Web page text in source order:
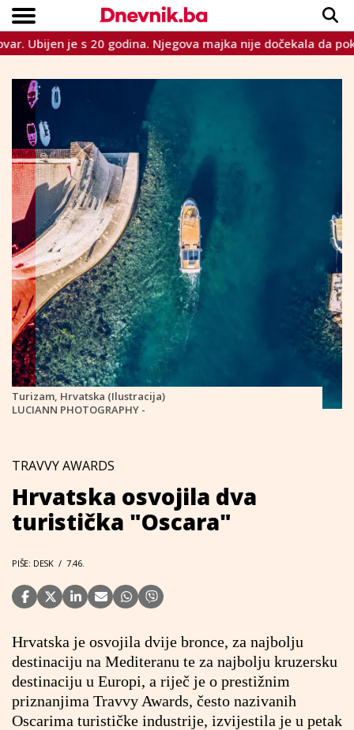
VIJESTI
SPORT
INTERVIEW
TEME
CRNA KRONIKA
LIFESTYLE
Copyright © Dnevnik.ba 2023.
je s 20 godina. Njegova majka nije dočekala da pokopa
Turizam, Hrvatska (Ilustracija)
LUCIANN PHOTOGRAPHY -
TRAVVY AWARDS
Hrvatska osvojila dva
turistička "Oscara"
PIŠE: DESK / 7.46.
Hrvatska je osvojila dvije bronce, za najbolju
destinaciju na Mediteranu te za najbolju kruzersku
destinaciju u Europi, a riječ je o prestižnim
priznanjima Travvy Awards, često nazivanih
Oscarima turističke industrije, izvijestila je u petak